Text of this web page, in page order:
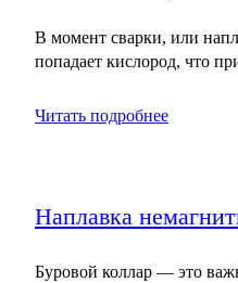
В момент сварки, или
попадает кислород, что
Читать подробнее
Наплавка
Буровой коллар — это